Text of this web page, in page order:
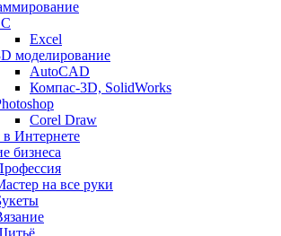
Excel
моделирование
AutoCAD
Компас-3D, SolidWorks
Corel Draw
в Интернете
бизнеса
на все руки